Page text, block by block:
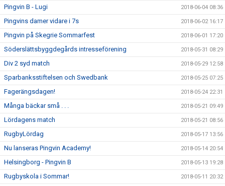
Pingvin B - Lugi 2018-06-04 08:36
Pingvins damer vidare i 7s 2018-06-02 16:17
Pingvin på Skegrie Sommarfest 2018-06-01 17:20
Söderslättsbyggdegårds intresseförening 2018-05-31 08:29
Div 2 syd match 2018-05-29 12:58
Sparbanksstiftelsen och Swedbank 2018-05-25 07:25
Fagerängsdagen! 2018-05-24 22:31
Många bäckar små . . . 2018-05-21 09:49
Lördagens match 2018-05-21 08:56
RugbyLördag 2018-05-17 13:56
Nu lanseras Pingvin Academy! 2018-05-14 20:54
Helsingborg - Pingvin B 2018-05-13 19:28
Rugbyskola i Sommar! 2018-05-11 20:32